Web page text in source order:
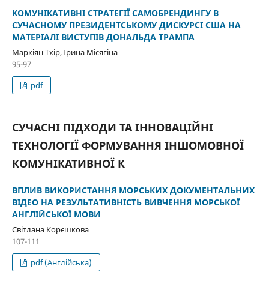
КОМУНІКАТИВНІ СТРАТЕГІЇ CАМОБРЕНДИНГУ В
СУЧАСНОМУ ПРЕЗИДЕНТСЬКОМУ ДИСКУРСІ США НА
МАТЕРІАЛІ ВИСТУПІВ ДОНАЛЬДА ТРАМПА
Маркіян Тхір, Ірина Місягіна
95-97
pdf
СУЧАСНІ ПІДХОДИ ТА ІННОВАЦІЙНІ
ТЕХНОЛОГІЇ ФОРМУВАННЯ ІНШОМОВНОЇ
КОМУНІКАТИВНОЇ К
ВПЛИВ ВИКОРИСТАННЯ МОРСЬКИХ ДОКУМЕНТАЛЬНИХ
ВІДЕО НА РЕЗУЛЬТАТИВНІСТЬ ВИВЧЕННЯ МОРСЬКОЇ
АНГЛІЙСЬКОЇ МОВИ
Світлана Корєшкова
107-111
pdf (Англійська)